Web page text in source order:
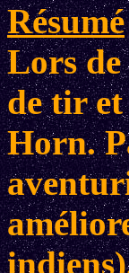
Résumé
Lors
de tir et
Horn.